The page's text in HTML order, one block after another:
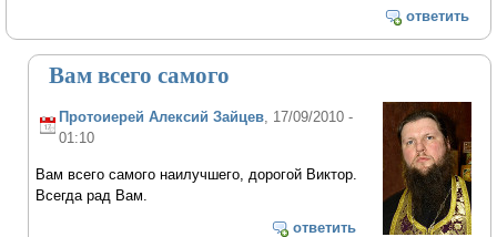
ответить
Вам всего самого
Протоиерей Алексий Зайцев, 17/09/2010 -
01:10
Вам всего самого наилучшего, дорогой Виктор.
Всегда рад Вам.
ответить